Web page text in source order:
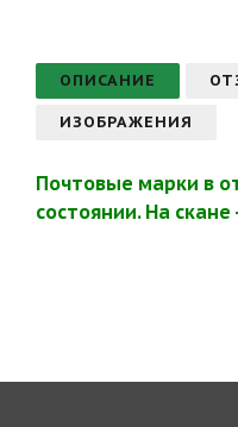
ОПИСАНИЕ
ИЗОБРАЖЕНИЯ
Почтовые марки в
состоянии. На скане